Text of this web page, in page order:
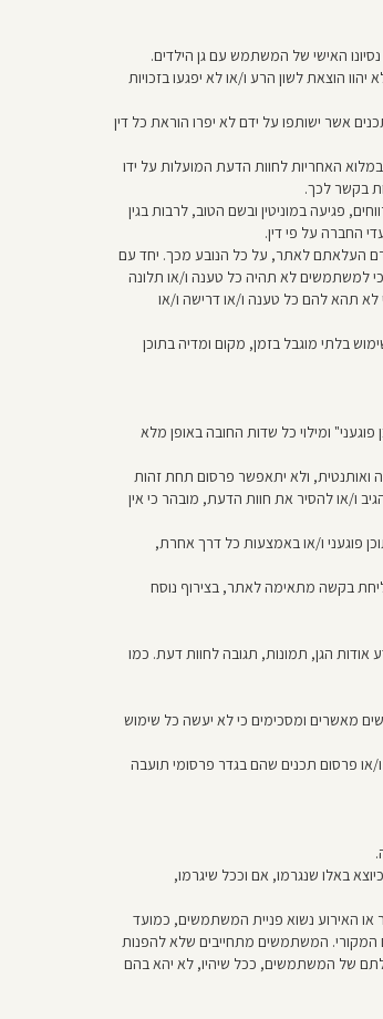
האישי של המשתמש עם גן הילדים.
הוצאת לשון הרע ו/או לא יפגעו בזכויות
אשר ישותפו על ידם לא יפרו הוראת כל דין
האחריות לחוות הדעת המועלות על ידו
בקשר לכך.
פגיעה במוניטין ובשם הטוב, לרבות בגין
החברה על פי דין.
העלאתם לאתר, על כל הנובע מכך. יחד עם
למשתמשים לא תהיה כל טענה ו/או תלונה
תהא להם כל טענה ו/או דרישה ו/או
בלתי מוגבל בזמן, מקום ומדיה בתוכן
ומילוי כל שדות החובה באופן מלא
ואותנטית, ולא יתאפשר פרסום תחת זהות
ו/או להסיר את חוות הדעת, מובהר כי אין
פוגעני ו/או באמצעות כל דרך אחרת,
בקשה מתאימה לאתר, בצירוף נוסח
אודות הגן, תמונות, תגובה לחוות דעת. כמו
מאשרים ומסכימים כי לא יעשה כל שימוש
או פרסום תכנים שהם בגדר פרסומי תועבה
באלו שנגרמו, אם וככל שיגרמו,
התיישנות מוסכמת של 6 חודשים ממועד ביצוע הפרסום באתר או האירוע נשוא פניית המשתמשים, כמועד
המקורי. המשתמשים מתחייבים שלא להפנות
של המשתמשים, ככל שיהיו, לא יהא בהם